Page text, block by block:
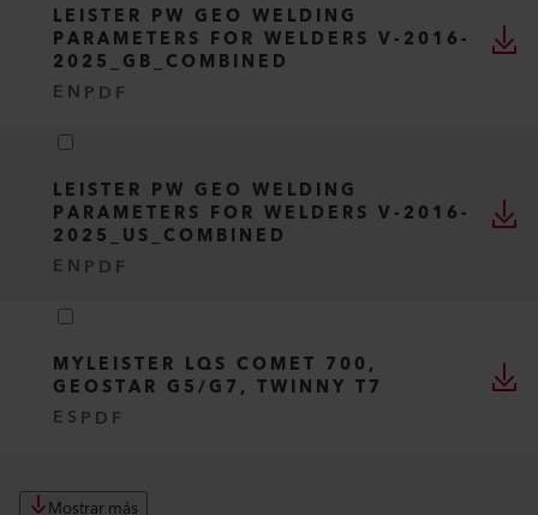
LEISTER PW GEO WELDING
PARAMETERS FOR WELDERS V-2016-
2025_GB_COMBINED
EN PDF
LEISTER PW GEO WELDING
PARAMETERS FOR WELDERS V-2016-
2025_US_COMBINED
EN PDF
MYLEISTER LQS COMET 700,
GEOSTAR G5/G7, TWINNY T7
ES PDF
Mostrar más